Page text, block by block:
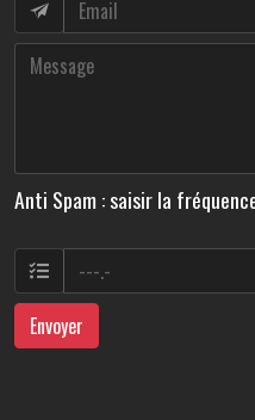
Anti Spam : saisir la
Envoyer